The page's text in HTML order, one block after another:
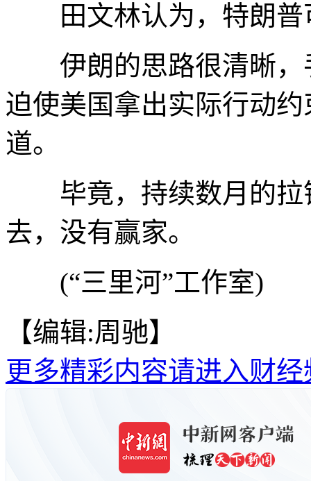
田文林认为，特朗普
伊朗的思路很清晰，
迫使美国拿出实际行动
道。
毕竟，持续数月的拉
去，没有赢家。
(“三里河”工作室)
【编辑:周驰】
更多精彩内容请进入财经